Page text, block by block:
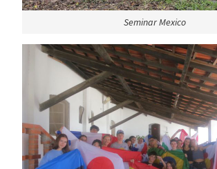
Seminar Mexico